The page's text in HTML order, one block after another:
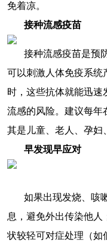
免着凉。
接种流感疫苗
接种流感疫苗是预
可以刺激人体免疫系统
时，这些抗体就能迅速
流感的风险。建议每年
其是儿童、老人、孕妇
早发现早应对
如果出现发烧、咳
息，避免外出传染他人
状较轻可对症处理（如